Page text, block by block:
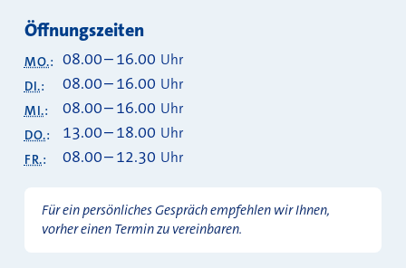
Öffnungszeiten
MO.: 08.00–16.00 Uhr
DI.: 08.00–16.00 Uhr
MI.: 08.00–16.00 Uhr
DO.: 13.00–18.00 Uhr
FR.: 08.00–12.30 Uhr
Für ein persönliches Gespräch empfehlen wir Ihnen,
vorher einen Termin zu vereinbaren.